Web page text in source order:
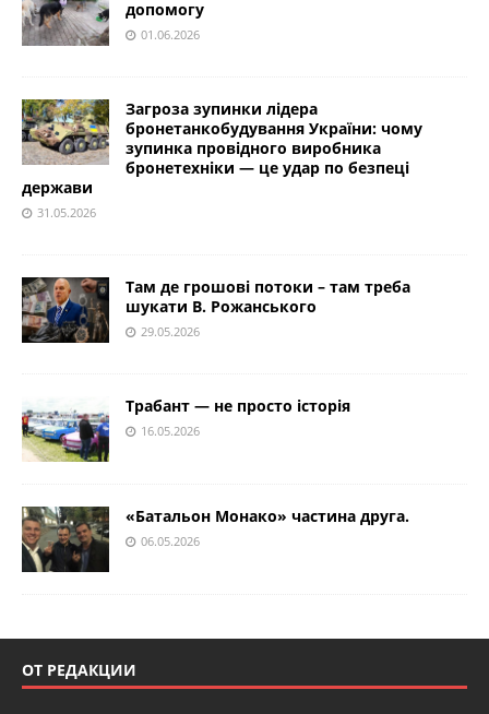
допомогу
01.06.2026
Загроза зупинки лідера
бронетанкобудування України: чому
зупинка провідного виробника
бронетехніки — це удар по безпеці
держави
31.05.2026
Там де грошові потоки – там треба
шукати В. Рожанського
29.05.2026
Трабант — не просто історія
16.05.2026
«Батальон Монако» частина друга.
06.05.2026
ОТ РЕДАКЦИИ